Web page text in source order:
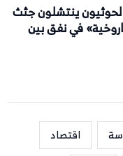
ينتشلون جثث
في نفق بين
اقتصاد